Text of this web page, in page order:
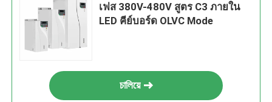
เฟส 380V-480V สูตร C3 ภายใน
LED คีย์บอร์ด OLVC Mode
চালিয়ে